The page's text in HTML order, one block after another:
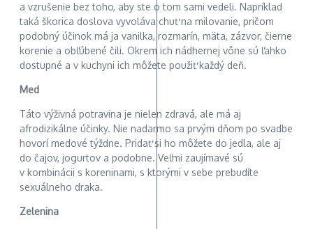
a vzrušenie bez toho, aby ste o tom sami vedeli. Napríklad
taká škorica doslova vyvoláva chuť na milovanie, pričom
podobný účinok má ja vanilka, rozmarín, mäta, zázvor, čierne
korenie a obľúbené čili. Okrem ich nádhernej vône sú ľahko
dostupné a v kuchyni ich môžete použiť každý deň.
Med
Táto výživná potravina je nielen zdravá, ale má aj
afrodizikálne účinky. Nie nadarmo sa prvým dňom po svadbe
hovorí medové týždne. Pridať si ho môžete do jedla, ale aj
do čajov, jogurtov a podobne. Veľmi zaujímavé sú
v kombinácii s koreninami, s ktorými v sebe prebudíte
sexuálneho draka.
Zelenina